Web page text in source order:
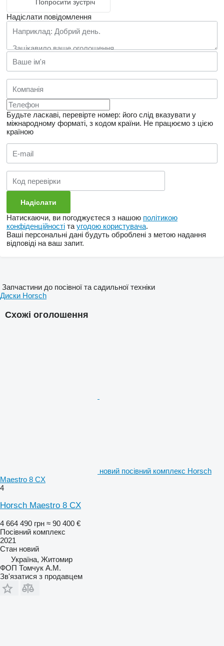
Попросити зустріч
Надіслати повідомлення
Будьте ласкаві, перевірте номер: його слід вказувати у
міжнародному форматі, з кодом країни. Не працюємо з цією
країною
Натискаючи, ви погоджуєтеся з нашою політикою
конфіденційності та угодою користувача.
Ваші персональні дані будуть оброблені з метою надання
відповіді на ваш запит.
Схожі оголошення
новий посівний комплекс Horsch
Maestro 8 CX
4
Horsch Maestro 8 CX
4 664 490 грн ≈ 90 400 €
Посівний комплекс
2021
Стан новий
Україна, Житомир
ФОП Томчук А.М.
Зв'язатися з продавцем
Запчастини до посівної та садильної техніки
Диски Horsch